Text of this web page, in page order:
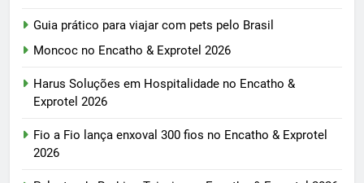
Guia prático para viajar com pets pelo Brasil
Moncoc no Encatho & Exprotel 2026
Harus Soluções em Hospitalidade no Encatho &
Exprotel 2026
Fio a Fio lança enxoval 300 fios no Encatho & Exprotel
2026